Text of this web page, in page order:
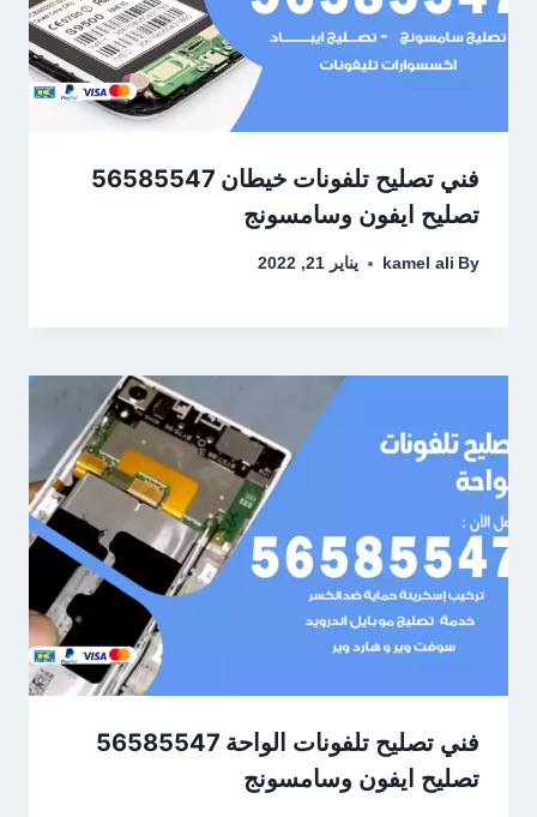
فني تصليح تلفونات خيطان 56585547
تصليح ايفون وسامسونج
By
kamel ali يناير 21, 2022
فني تصليح تلفونات الواحة 56585547
تصليح ايفون وسامسونج